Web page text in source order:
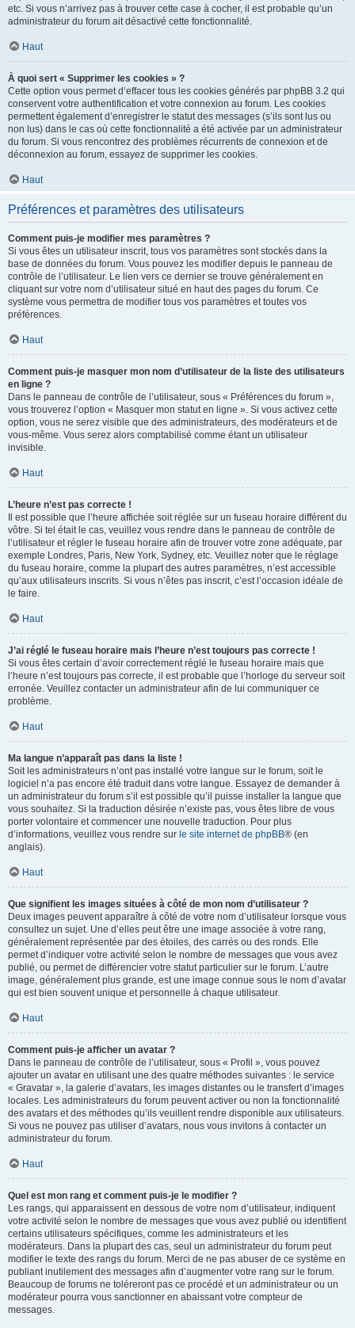
etc. Si vous n’arrivez pas à trouver cette case à cocher, il est probable qu’un
administrateur du forum ait désactivé cette fonctionnalité.
Haut
À quoi sert « Supprimer les cookies » ?
Cette option vous permet d’effacer tous les cookies générés par phpBB 3.2 qui
conservent votre authentification et votre connexion au forum. Les cookies
permettent également d’enregistrer le statut des messages (s’ils sont lus ou
non lus) dans le cas où cette fonctionnalité a été activée par un administrateur
du forum. Si vous rencontrez des problèmes récurrents de connexion et de
déconnexion au forum, essayez de supprimer les cookies.
Haut
Préférences et paramètres des utilisateurs
Comment puis-je modifier mes paramètres ?
Si vous êtes un utilisateur inscrit, tous vos paramètres sont stockés dans la
base de données du forum. Vous pouvez les modifier depuis le panneau de
contrôle de l’utilisateur. Le lien vers ce dernier se trouve généralement en
cliquant sur votre nom d’utilisateur situé en haut des pages du forum. Ce
système vous permettra de modifier tous vos paramètres et toutes vos
préférences.
Haut
Comment puis-je masquer mon nom d’utilisateur de la liste des utilisateurs
en ligne ?
Dans le panneau de contrôle de l’utilisateur, sous « Préférences du forum »,
vous trouverez l’option « Masquer mon statut en ligne ». Si vous activez cette
option, vous ne serez visible que des administrateurs, des modérateurs et de
vous-même. Vous serez alors comptabilisé comme étant un utilisateur
invisible.
Haut
L’heure n’est pas correcte !
Il est possible que l’heure affichée soit réglée sur un fuseau horaire différent du
vôtre. Si tel était le cas, veuillez vous rendre dans le panneau de contrôle de
l’utilisateur et régler le fuseau horaire afin de trouver votre zone adéquate, par
exemple Londres, Paris, New York, Sydney, etc. Veuillez noter que le réglage
du fuseau horaire, comme la plupart des autres paramètres, n’est accessible
qu’aux utilisateurs inscrits. Si vous n’êtes pas inscrit, c’est l’occasion idéale de
le faire.
Haut
J’ai réglé le fuseau horaire mais l’heure n’est toujours pas correcte !
Si vous êtes certain d’avoir correctement réglé le fuseau horaire mais que
l’heure n’est toujours pas correcte, il est probable que l’horloge du serveur soit
erronée. Veuillez contacter un administrateur afin de lui communiquer ce
problème.
Haut
Ma langue n’apparaît pas dans la liste !
Soit les administrateurs n’ont pas installé votre langue sur le forum, soit le
logiciel n’a pas encore été traduit dans votre langue. Essayez de demander à
un administrateur du forum s’il est possible qu’il puisse installer la langue que
vous souhaitez. Si la traduction désirée n’existe pas, vous êtes libre de vous
porter volontaire et commencer une nouvelle traduction. Pour plus
d’informations, veuillez vous rendre sur le site internet de phpBB® (en
anglais).
Haut
Que signifient les images situées à côté de mon nom d’utilisateur ?
Deux images peuvent apparaître à côté de votre nom d’utilisateur lorsque vous
consultez un sujet. Une d’elles peut être une image associée à votre rang,
généralement représentée par des étoiles, des carrés ou des ronds. Elle
permet d’indiquer votre activité selon le nombre de messages que vous avez
publié, ou permet de différencier votre statut particulier sur le forum. L’autre
image, généralement plus grande, est une image connue sous le nom d’avatar
qui est bien souvent unique et personnelle à chaque utilisateur.
Haut
Comment puis-je afficher un avatar ?
Dans le panneau de contrôle de l’utilisateur, sous « Profil », vous pouvez
ajouter un avatar en utilisant une des quatre méthodes suivantes : le service
« Gravatar », la galerie d’avatars, les images distantes ou le transfert d’images
locales. Les administrateurs du forum peuvent activer ou non la fonctionnalité
des avatars et des méthodes qu’ils veuillent rendre disponible aux utilisateurs.
Si vous ne pouvez pas utiliser d’avatars, nous vous invitons à contacter un
administrateur du forum.
Haut
Quel est mon rang et comment puis-je le modifier ?
Les rangs, qui apparaissent en dessous de votre nom d’utilisateur, indiquent
votre activité selon le nombre de messages que vous avez publié ou identifient
certains utilisateurs spécifiques, comme les administrateurs et les
modérateurs. Dans la plupart des cas, seul un administrateur du forum peut
modifier le texte des rangs du forum. Merci de ne pas abuser de ce système en
publiant inutilement des messages afin d’augmenter votre rang sur le forum.
Beaucoup de forums ne toléreront pas ce procédé et un administrateur ou un
modérateur pourra vous sanctionner en abaissant votre compteur de
messages.